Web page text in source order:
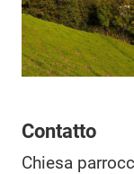
Contatto
Chiesa